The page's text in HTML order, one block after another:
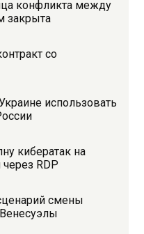
конфликта между
закрыта
со
использовать
кибератак на
RDP
смены